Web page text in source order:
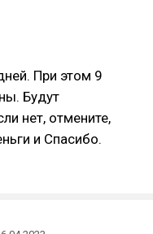
При этом 9
Будут
нет, отмените,
и Спасибо.